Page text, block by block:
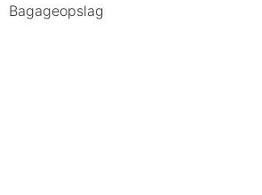
Bagageopslag